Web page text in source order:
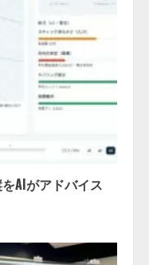
AIがアドバイス